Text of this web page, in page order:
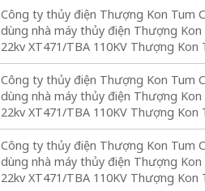
Công ty thủy điện Thượng Kon Tum
dùng nhà máy thủy điện Thượng
22kv XT471/TBA 110KV Thượng Kon
Công ty thủy điện Thượng Kon Tum
dùng nhà máy thủy điện Thượng
22kv XT471/TBA 110KV Thượng Kon
Công ty thủy điện Thượng Kon Tum
dùng nhà máy thủy điện Thượng
22kv XT471/TBA 110KV Thượng Kon